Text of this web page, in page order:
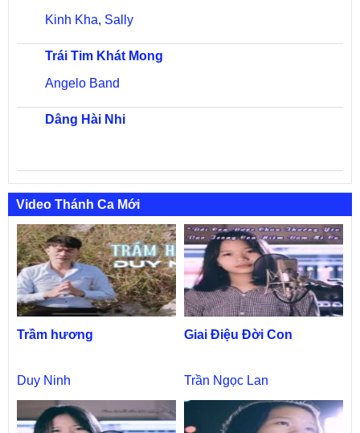
Kinh Kha, Sally
Trái Tim Khát Mong
Angelo Band
Dâng Hài Nhi
Video Thánh Ca Mới
Trầm hương
Duy Ninh
Giai Điệu Đời Con
Trần Ngọc Lan